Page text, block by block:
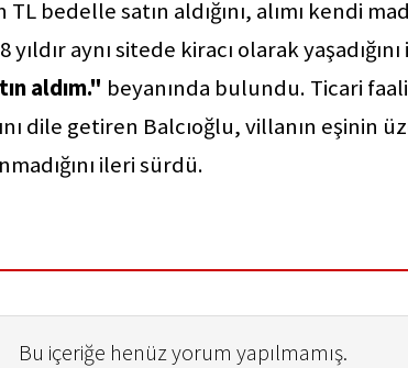
bedelle satın aldığını, alımı kendi
aynı sitede kiracı olarak
aldım." beyanında bulundu. Ticari
dile getiren Balcıoğlu, villanın eşinin
ileri sürdü.
Bu içeriğe henüz yorum yapılmamış.